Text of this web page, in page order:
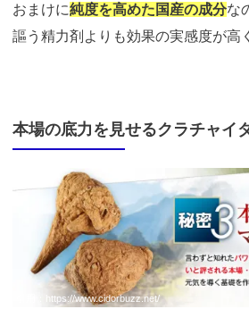
おまけに純度を高めた国産の成分な
謳う精力剤よりも効果の実感度が高
本場の底力を見せるクラチャイ
https://www.cidorbuzz.net/